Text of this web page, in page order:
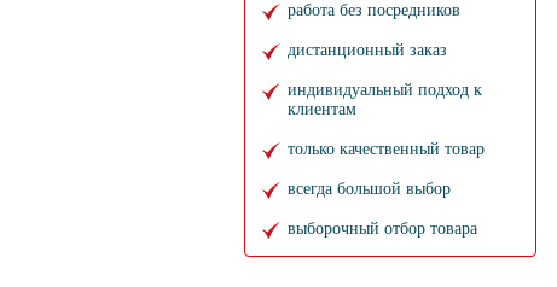
работа без посредников
дистанционный заказ
индивидуальный подход к
клиентам
только качественный товар
всегда большой выбор
выборочный отбор товара